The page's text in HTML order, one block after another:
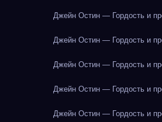
Джейн Остин — Гордость и
Джейн Остин — Гордость и
Джейн Остин — Гордость и
Джейн Остин — Гордость и
Джейн Остин — Гордость и